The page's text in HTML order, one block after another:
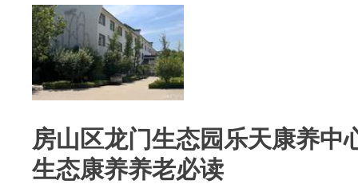
房山区龙门生态园乐天康养中
生态康养养老必读